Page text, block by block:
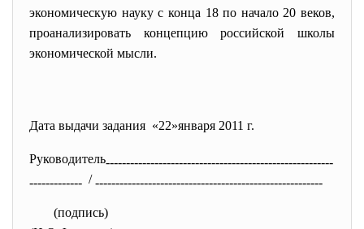
экономическую науку с конца 18 по начало 20 веков,
проанализировать концепцию российской школы
экономической мысли.
Дата выдачи задания «22»января 2011 г.
Руководитель--------------------------------------------------------
------------- / --------------------------------------------------------
(подпись)